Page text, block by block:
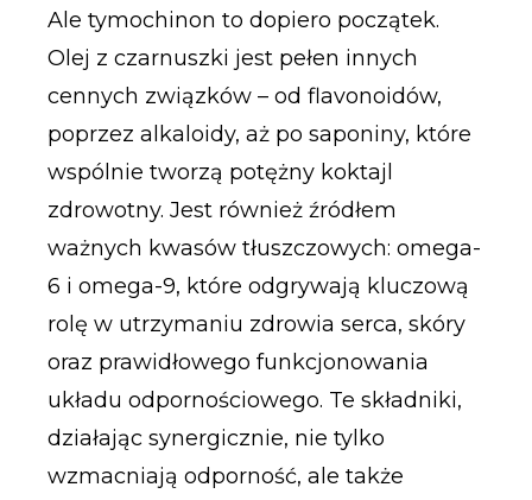
Ale tymochinon to dopiero początek.
Olej z czarnuszki jest pełen innych
cennych związków – od flavonoidów,
poprzez alkaloidy, aż po saponiny, które
wspólnie tworzą potężny koktajl
zdrowotny. Jest również źródłem
ważnych kwasów tłuszczowych: omega-
6 i omega-9, które odgrywają kluczową
rolę w utrzymaniu zdrowia serca, skóry
oraz prawidłowego funkcjonowania
układu odpornościowego. Te składniki,
działając synergicznie, nie tylko
wzmacniają odporność, ale także